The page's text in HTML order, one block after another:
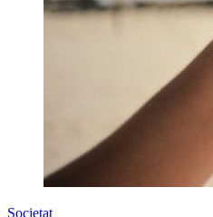
Societat